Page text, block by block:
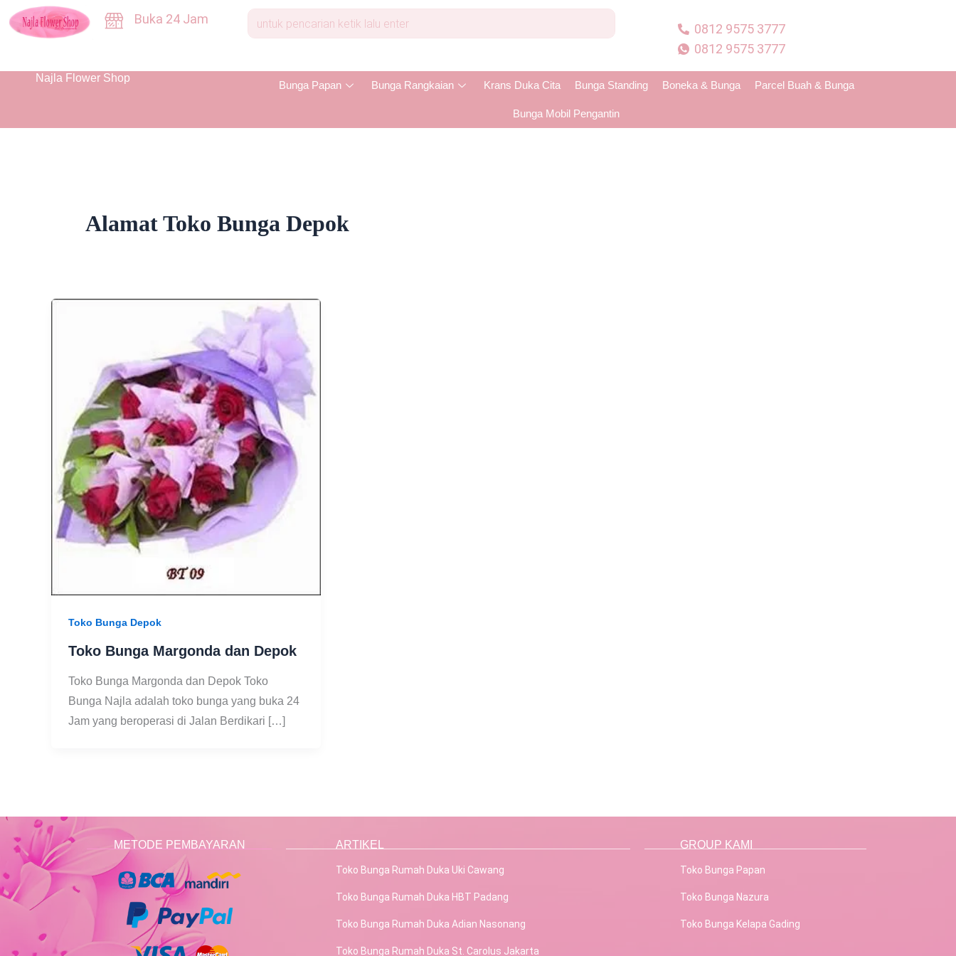
Skip
Buka 24 Jam
0812 9575 3777
0812 9575 3777
Najla Flower Shop
Bunga Papan Bunga Rangkaian Krans Duka Cita Bunga Standing Boneka & Bunga Parcel Buah & Bunga
Bunga Mobil Pengantin
Alamat Toko Bunga Depok
Toko Bunga Depok
Toko Bunga Margonda dan Depok
Toko Bunga Margonda dan Depok Toko
Bunga Najla adalah toko bunga yang buka 24
Jam yang beroperasi di Jalan Berdikari […]
METODE PEMBAYARAN ARTIKEL
Toko Bunga Rumah Duka Uki Cawang
Toko Bunga Rumah Duka HBT Padang
Toko Bunga Rumah Duka Adian Nasonang
Toko Bunga Rumah Duka St. Carolus Jakarta
GROUP KAMI
Toko Bunga Papan
Toko Bunga Nazura
Toko Bunga Kelapa Gading